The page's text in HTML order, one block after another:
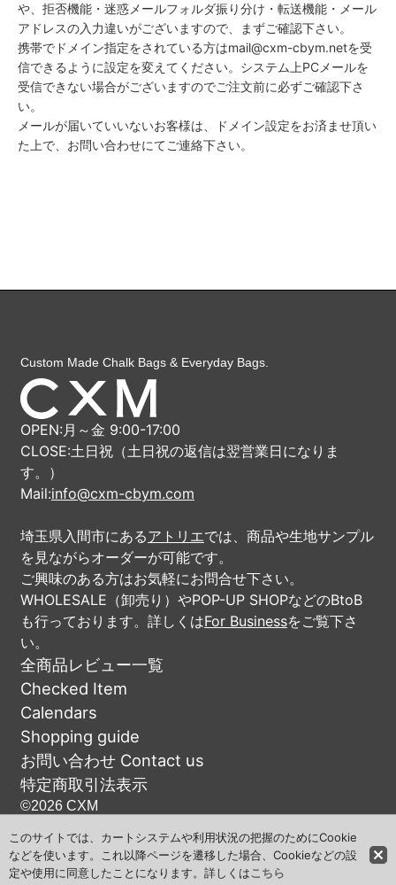
や、拒否機能・迷惑メールフォルダ振り分け・転送機能・メール
アドレスの入力違いがございますので、まずご確認下さい。
携帯でドメイン指定をされている方はmail@cxm-cbym.netを受
信できるように設定を変えてください。システム上PCメールを
受信できない場合がございますのでご注文前に必ずご確認下さ
い。
メールが届いていいないお客様は、ドメイン設定をお済ませ頂い
た上で、お問い合わせにてご連絡下さい。
Custom Made Chalk Bags & Everyday Bags.
OPEN:月～金 9:00-17:00
CLOSE:土日祝（土日祝の返信は翌営業日になりま
す。）
Mail:info@cxm-cbym.com
埼玉県入間市にあるアトリエでは、商品や生地サンプル
を見ながらオーダーが可能です。
ご興味のある方はお気軽にお問合せ下さい。
WHOLESALE（卸売り）やPOP-UP SHOPなどのBtoB
も行っております。詳しくはFor Businessをご覧下さ
い。
©2026 CXM
全商品レビュー一覧
Checked Item
Calendars
Shopping guide
お問い合わせ Contact us
特定商取引法表示
このサイトでは、カートシステムや利用状況の把握のためにCookie
などを使います。これ以降ページを遷移した場合、Cookieなどの設
定や使用に同意したことになります。詳しくはこちら